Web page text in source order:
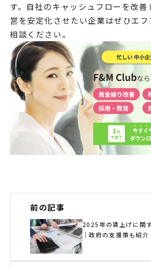
す。自社のキャッシュフローを改善
営を安定化させたい企業はぜひエ
相談ください。
前の記事
2025年の賃上げに関
｜政府の支援策も紹介